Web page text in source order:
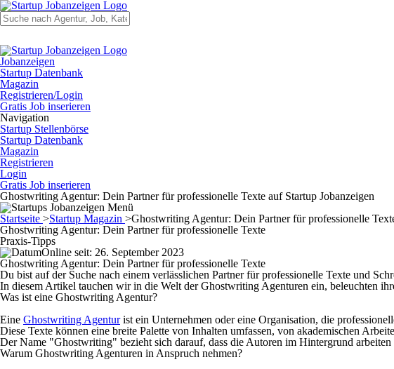
Jobanzeigen
Startup Datenbank
Magazin
Registrieren/Login
Gratis Job inserieren
Navigation
Startup Stellenbörse
Startup Datenbank
Magazin
Registrieren
Login
Gratis Job inserieren
Ghostwriting Agentur: Dein Partner für professionelle Texte auf Startup Jobanzeigen
Startseite >Startup Magazin >Ghostwriting Agentur: Dein Partner für professionelle
Ghostwriting Agentur: Dein Partner für professionelle Texte
Praxis-Tipps
Online seit: 26. September 2023
Ghostwriting Agentur: Dein Partner für professionelle Texte
Du bist auf der Suche nach einem verlässlichen Partner für professionelle Texte und
In diesem Artikel tauchen wir in die Welt der Ghostwriting Agenturen ein, beleuchten
Was ist eine Ghostwriting Agentur?
Eine Ghostwriting Agenturist ein Unternehmen oder eine Organisation, die
Diese Texte können eine breite Palette von Inhalten umfassen, von akademischen
Der Name "Ghostwriting" bezieht sich darauf, dass die Autoren im Hintergrund
Warum Ghostwriting Agenturen in Anspruch nehmen?